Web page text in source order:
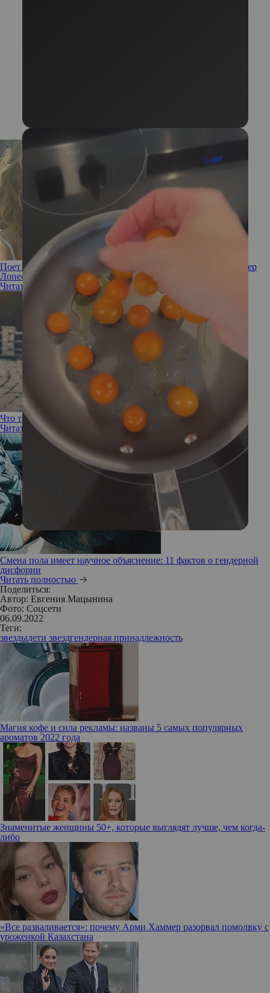
Поет и выглядит как папа: почему 14-летняя дочь Дженнифер
Лопес отказалась от проявлений женственности
Читать полностью
Что такое воспитание вне гендерных стереотипов?
Читать полностью
Смена пола имеет научное объяснение: 11 фактов о гендерной
дисфории
Читать полностью
Поделиться:
Автор: Евгения Мацынина
Фото: Соцсети
06.09.2022
Теги:
звездыдети звездгендерная принадлежность
Магия кофе и сила рекламы: названы 5 самых популярных
ароматов 2022 года
Знаменитые женщины 50+, которые выглядят лучше, чем когда-
либо
«Все разваливается»: почему Арми Хаммер разорвал помолвку с
уроженкой Казахстана